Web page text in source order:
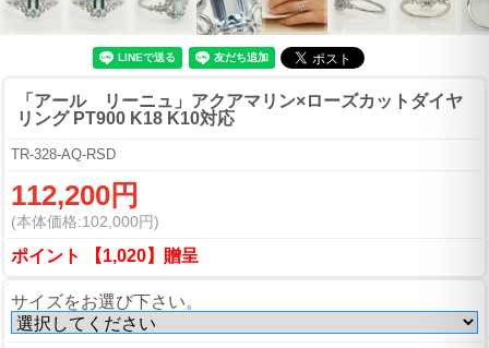
「アール リーニュ」アクアマリン×ローズカットダイヤ
リング PT900 K18 K10対応
TR-328-AQ-RSD
112,200円
(本体価格:102,000円)
ポイント 【1,020】贈呈
サイズをお選び下さい。